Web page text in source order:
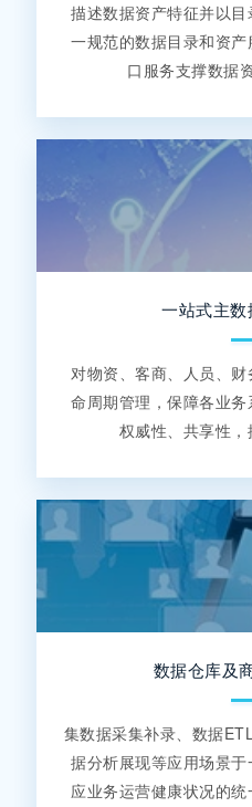
描述数据资产特征并以
一规范的数据目录和资
口服务支撑数据
一站式主
对物资、客商、人员、
命周期管理，保障各业务
权威性、共享性
数据仓库及
集数据采集补录、数据
据分析展现等应用场景
应业务运营健康状况的